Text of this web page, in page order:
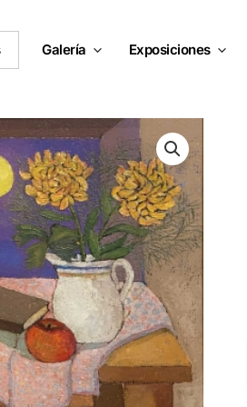
Galería Exposiciones